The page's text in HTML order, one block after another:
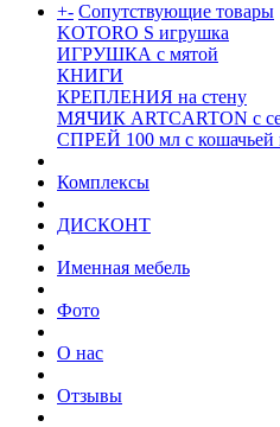
+- Сопутствующие товары
KOTORO S игрушка
ИГРУШКА с мятой
КНИГИ
КРЕПЛЕНИЯ на стену
МЯЧИК ARTCARTON с
СПРЕЙ 100 мл с кошачьей
Комплексы
ДИСКОНТ
Именная мебель
Фото
О нас
Отзывы